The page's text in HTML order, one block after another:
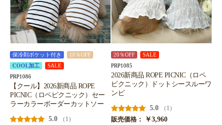
保冷剤ポケット付き
10％OFF
COOL加工
SALE
PRP1086
【クール】2026新商品 ROPE
PICNIC（ロペピクニック）セー
ラーカラーボーダーカットソー
5.0
（1）
20％OFF SALE
PRP1085
2026新商品 ROPE PICNIC（ロペ
ピクニック）ドットシースルーワ
ンピ
5.0
（1）
販売価格：
￥3,960